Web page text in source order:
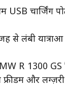
चार्जिंग
से लंबी यात्राओं
R 1300 GS
और